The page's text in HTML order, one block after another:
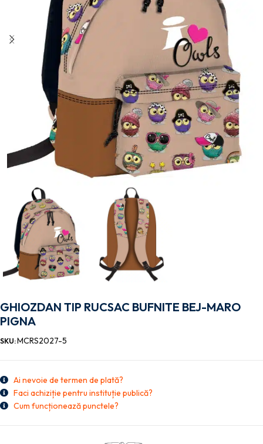
GHIOZDAN TIP RUCSAC BUFNITE BEJ-MARO
PIGNA
SKU:MCRS2027-5
Ai nevoie de termen de plată?
Faci achiziție pentru instituție publică?
Cum funcționează punctele?